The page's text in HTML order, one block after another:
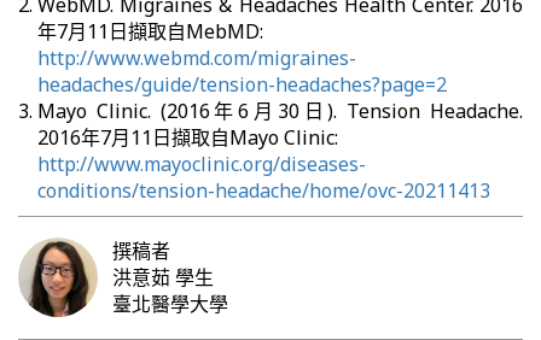
年7月11日擷取自MebMD:
http://www.webmd.com/migraines-
headaches/guide/tension-headaches?page=2
Mayo Clinic. (2016年6月30日). Tension Headache.
2016年7月11日擷取自Mayo Clinic:
http://www.mayoclinic.org/diseases-
conditions/tension-headache/home/ovc-20211413
撰稿者
洪意茹學生
臺北醫學大學